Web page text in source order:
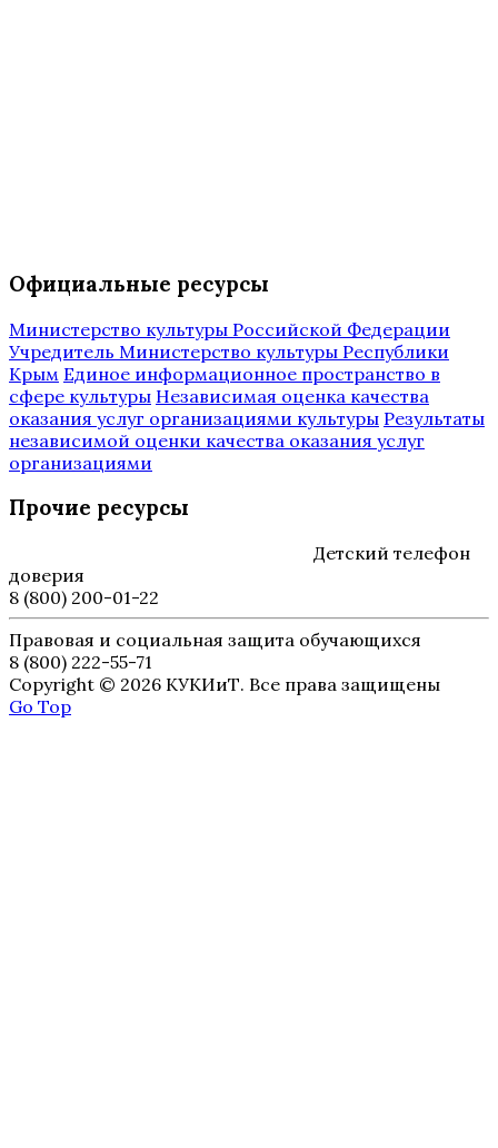
Официальные ресурсы
Министерство культуры Российской Федерации
Учредитель Министерство культуры Республики
Крым Единое информационное пространство в
сфере культуры Независимая оценка качества
оказания услуг организациями культуры Результаты
независимой оценки качества оказания услуг
организациями
Прочие ресурсы
Детский телефон
доверия
8 (800) 200-01-22
Правовая и социальная защита обучающихся
8 (800) 222-55-71
Copyright © 2026 КУКИиТ. Все права защищены
Go Top